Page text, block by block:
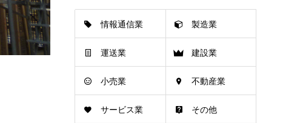
情報通信業 製造業
運送業 建設業
小売業 不動産業
サービス業 その他